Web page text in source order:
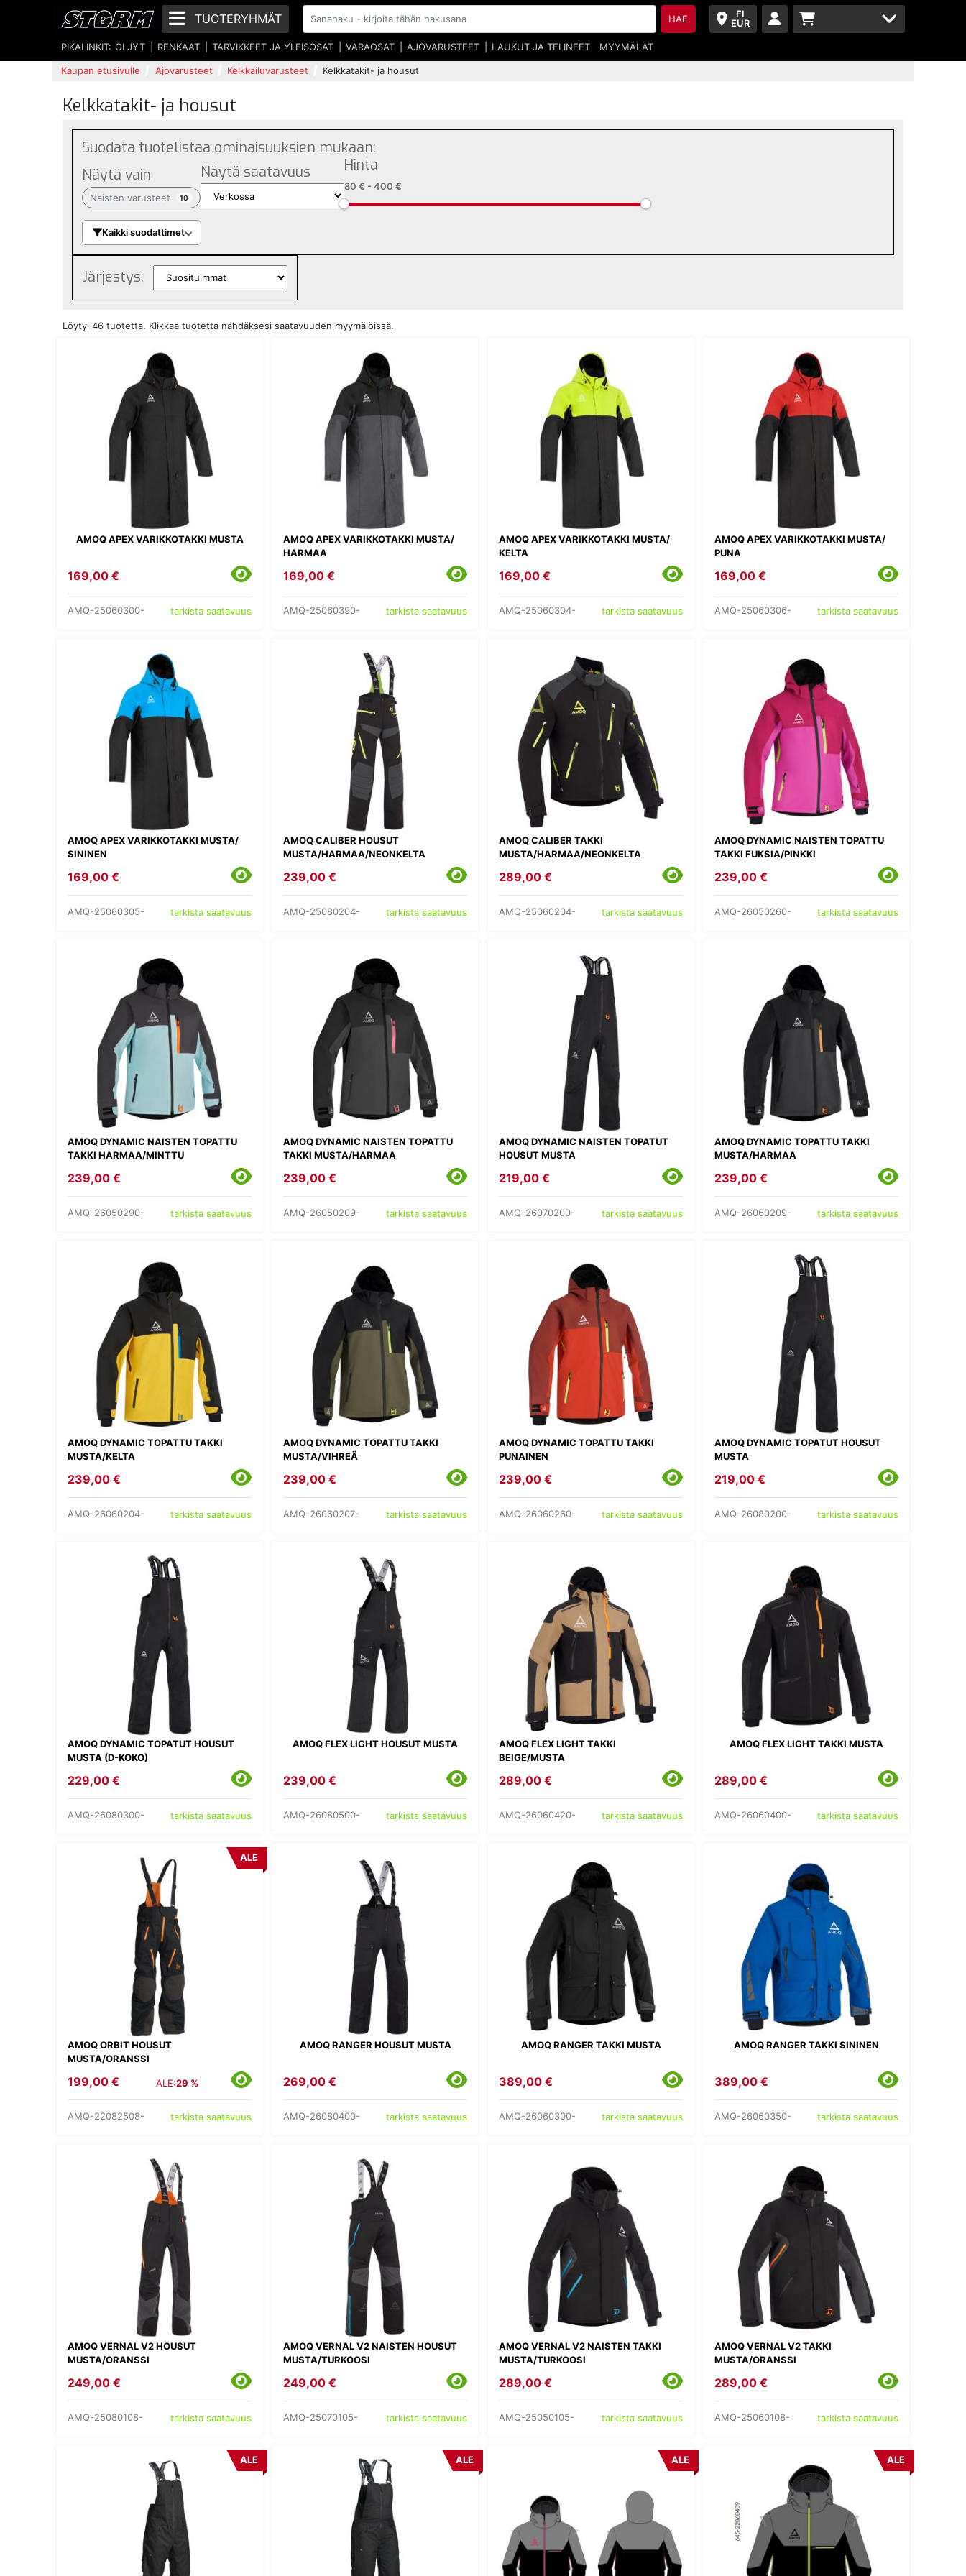
FI
EUR
TUOTERYHMÄT HAE
PIKALINKIT: ÖLJYT RENKAAT TARVIKKEET JA YLEISOSAT VARAOSAT AJOVARUSTEET LAUKUT JA TELINEET MYYMÄLÄT
Kaupan etusivulle Ajovarusteet Kelkkailuvarusteet Kelkkatakit- ja housut
Kelkkatakit- ja housut
Suodata tuotelistaa ominaisuuksien mukaan:
Näytä vain
Naisten varusteet 10
Näytä saatavuus Hinta
80 € -400 €
Kaikki suodattimet
Järjestys:
Löytyi 46 tuotetta. Klikkaa tuotetta nähdäksesi saatavuuden myymälöissä.
AMOQ APEX VARIKKOTAKKI MUSTA
169,00 €
AMQ-25060300- tarkista saatavuus
AMOQ APEX VARIKKOTAKKI MUSTA/
HARMAA
169,00 €
AMQ-25060390- tarkista saatavuus
AMOQ APEX VARIKKOTAKKI MUSTA/
KELTA
169,00 €
AMQ-25060304- tarkista saatavuus
AMOQ APEX VARIKKOTAKKI MUSTA/
PUNA
169,00 €
AMQ-25060306- tarkista saatavuus
AMOQ APEX VARIKKOTAKKI MUSTA/
SININEN
169,00 €
AMQ-25060305- tarkista saatavuus
AMOQ CALIBER HOUSUT
MUSTA/HARMAA/NEONKELTA
239,00 €
AMQ-25080204- tarkista saatavuus
AMOQ CALIBER TAKKI
MUSTA/HARMAA/NEONKELTA
289,00 €
AMQ-25060204- tarkista saatavuus
AMOQ DYNAMIC NAISTEN TOPATTU
TAKKI FUKSIA/PINKKI
239,00 €
AMQ-26050260- tarkista saatavuus
AMOQ DYNAMIC NAISTEN TOPATTU
TAKKI HARMAA/MINTTU
239,00 €
AMQ-26050290- tarkista saatavuus
AMOQ DYNAMIC NAISTEN TOPATTU
TAKKI MUSTA/HARMAA
239,00 €
AMQ-26050209- tarkista saatavuus
AMOQ DYNAMIC NAISTEN TOPATUT
HOUSUT MUSTA
219,00 €
AMQ-26070200- tarkista saatavuus
AMOQ DYNAMIC TOPATTU TAKKI
MUSTA/HARMAA
239,00 €
AMQ-26060209- tarkista saatavuus
AMOQ DYNAMIC TOPATTU TAKKI
MUSTA/KELTA
239,00 €
AMQ-26060204- tarkista saatavuus
AMOQ DYNAMIC TOPATTU TAKKI
MUSTA/VIHREÄ
239,00 €
AMQ-26060207- tarkista saatavuus
AMOQ DYNAMIC TOPATTU TAKKI
PUNAINEN
239,00 €
AMQ-26060260- tarkista saatavuus
AMOQ DYNAMIC TOPATUT HOUSUT
MUSTA
219,00 €
AMQ-26080200- tarkista saatavuus
AMOQ DYNAMIC TOPATUT HOUSUT
MUSTA (D-KOKO)
229,00 €
AMQ-26080300- tarkista saatavuus
AMOQ FLEX LIGHT HOUSUT MUSTA
239,00 €
AMQ-26080500- tarkista saatavuus
AMOQ FLEX LIGHT TAKKI
BEIGE/MUSTA
289,00 €
AMQ-26060420- tarkista saatavuus
AMOQ FLEX LIGHT TAKKI MUSTA
289,00 €
AMQ-26060400- tarkista saatavuus
AMOQ ORBIT HOUSUT
MUSTA/ORANSSI
ALE
199,00 € ALE:29 %
AMQ-22082508- tarkista saatavuus
AMOQ RANGER HOUSUT MUSTA
269,00 €
AMQ-26080400- tarkista saatavuus
AMOQ RANGER TAKKI MUSTA
389,00 €
AMQ-26060300- tarkista saatavuus
AMOQ RANGER TAKKI SININEN
389,00 €
AMQ-26060350- tarkista saatavuus
AMOQ VERNAL V2 HOUSUT
MUSTA/ORANSSI
249,00 €
AMQ-25080108- tarkista saatavuus
AMOQ VERNAL V2 NAISTEN HOUSUT
MUSTA/TURKOOSI
249,00 €
AMQ-25070105- tarkista saatavuus
AMOQ VERNAL V2 NAISTEN TAKKI
MUSTA/TURKOOSI
289,00 €
AMQ-25050105- tarkista saatavuus
AMOQ VERNAL V2 TAKKI
MUSTA/ORANSSI
289,00 €
AMQ-25060108- tarkista saatavuus
ALE ALE ALE ALE